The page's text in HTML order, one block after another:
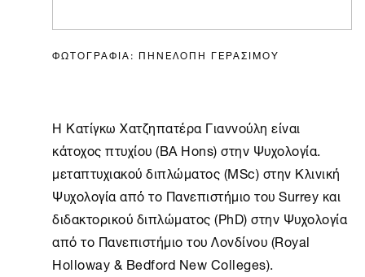
ΦΩΤΟΓΡΑΦΙΑ: ΠΗΝΕΛΟΠΗ ΓΕΡΑΣΙΜΟΥ
Η Κατίγκω Χατζηπατέρα Γιαννούλη είναι
κάτοχος πτυχίου (BA Hons) στην Ψυχολογία.
μεταπτυχιακού διπλώματος (ΜSc) στην Κλινική
Ψυχολογία από το Πανεπιστήμιο του Surrey και
διδακτορικού διπλώματος (PhD) στην Ψυχολογία
από το Πανεπιστήμιο του Λονδίνου (Royal
Holloway & Bedford New Colleges).